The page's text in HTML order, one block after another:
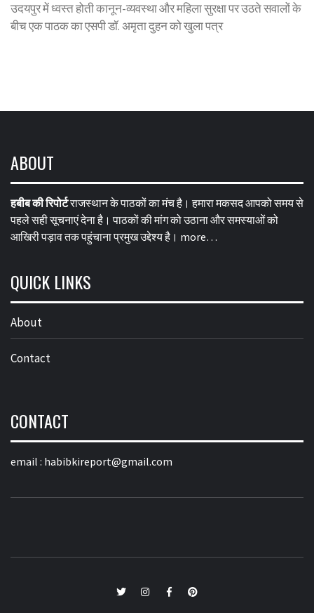
उदयपुर में ध्वस्त होती कानून-व्यवस्था और महिला सुरक्षा पर उठते सवालों के
बीच एक पाठक का एसपी डॉ. अमृता दुहन को खुला पत्र
ABOUT
हबीब की रिपोर्टराजस्थान के पाठकों का मंच है। हमारा मकसद आपको समय से
पहले सही सूचनाएं देना है। पाठकों की मांग को उठाना और समस्याओं को
आखिरी पड़ाव तक पहुंचाना प्रमुख उद्देश्य है। more…
QUICK LINKS
About
Contact
CONTACT
email : habibkireport@gmail.com
twitterInstagramFacebookPinterest